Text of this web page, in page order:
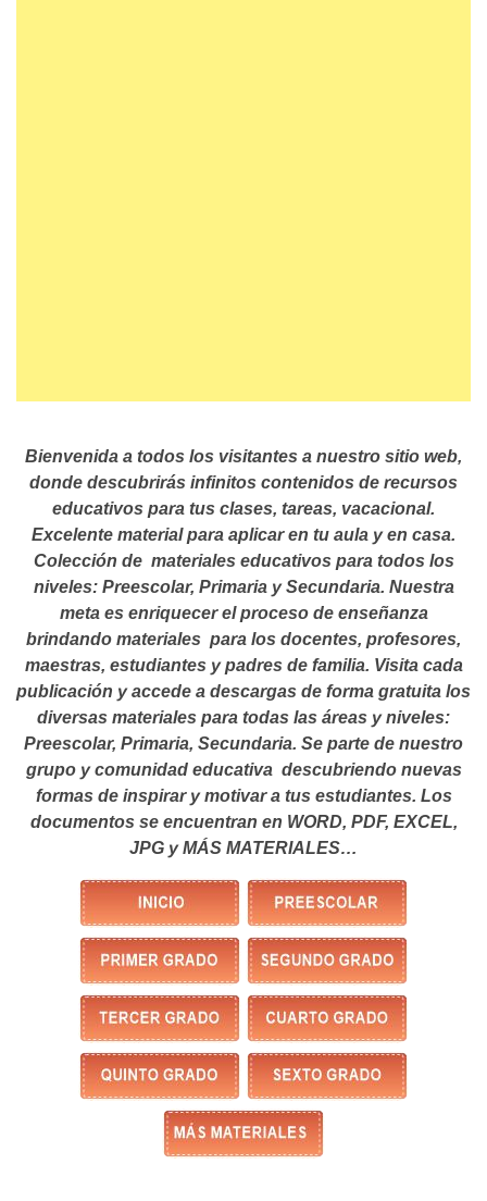
Bienvenida a todos los visitantes a nuestro sitio web,
donde descubrirás infinitos contenidos de recursos
educativos para tus clases, tareas, vacacional.
Excelente material para aplicar en tu aula y en casa.
Colección de materiales educativos para todos los
niveles: Preescolar, Primaria y Secundaria. Nuestra
meta es enriquecer el proceso de enseñanza
brindando materiales para los docentes, profesores,
maestras, estudiantes y padres de familia. Visita cada
publicación y accede a descargas de forma gratuita los
diversas materiales para todas las áreas y niveles:
Preescolar, Primaria, Secundaria. Se parte de nuestro
grupo y comunidad educativa descubriendo nuevas
formas de inspirar y motivar a tus estudiantes. Los
documentos se encuentran en WORD, PDF, EXCEL,
JPG y MÁS MATERIALES…